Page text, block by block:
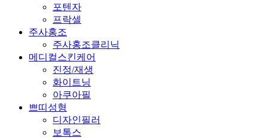
포텐자
프락셀
주사홍조
주사홍조클리닉
메디컬스킨케어
진정/재생
화이트닝
아쿠아필
쁘띠성형
디자인필러
보톡스